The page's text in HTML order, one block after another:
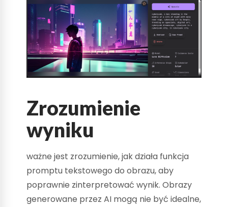
Zrozumienie
wyniku
ważne jest zrozumienie, jak działa funkcja
promptu tekstowego do obrazu, aby
poprawnie zinterpretować wynik. Obrazy
generowane przez AI mogą nie być idealne,